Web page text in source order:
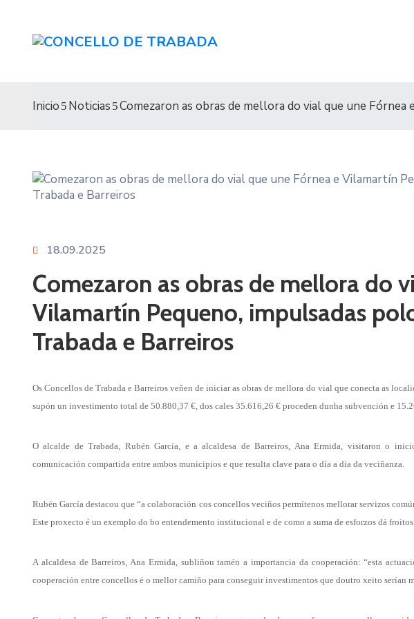
Inicio Noticias Comezaron as obras de mellora do vial que une
18.09.2025
Comezaron as obras de mellora do
Vilamartín Pequeno, impulsadas
Trabada e Barreiros
Os Concellos de Trabada e Barreiros veñen de iniciar as obras de mellora do vial que conecta as
supón un investimento total de 50.880,37 €, dos cales 35.616,26 € proceden dunha subvención e
O alcalde de Trabada, Rubén García, e a alcaldesa de Barreiros, Ana Ermida, visitaron o
comunicación compartida entre ambos municipios e que resulta clave para o día a día da veciñanza.
Rubén García destacou que “a colaboración cos concellos veciños permítenos mellorar servizos
Este proxecto é un exemplo do bo entendemento institucional e de como a suma de esforzos dá
A alcaldesa de Barreiros, Ana Ermida, subliñou tamén a importancia da cooperación: “esta
cooperación entre concellos é o mellor camiño para conseguir investimentos que doutro xeito serían